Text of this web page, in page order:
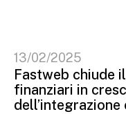
13/02/2025
Fastweb chiude
finanziari in